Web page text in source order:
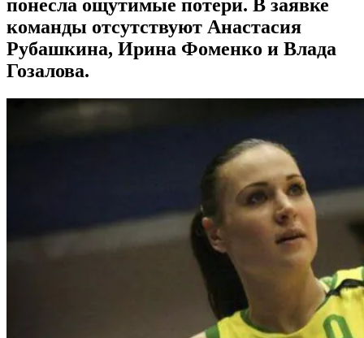
понесла ощутимые потери. В заявке
команды отсутствуют Анастасия
Рубашкина, Ирина Фоменко и Влада
Гозалова.